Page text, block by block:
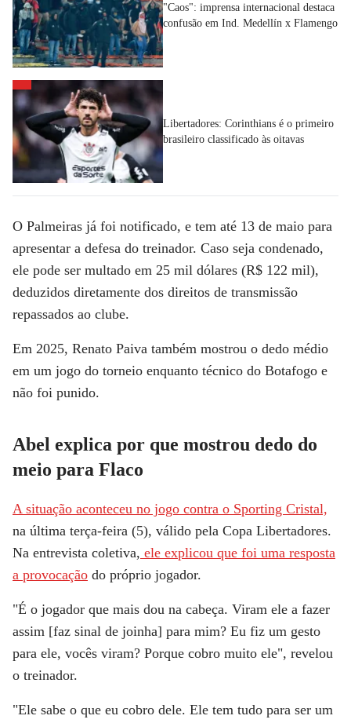
"Caos": imprensa internacional destaca
confusão em Ind. Medellín x Flamengo
Libertadores: Corinthians é o primeiro
brasileiro classificado às oitavas
O Palmeiras já foi notificado, e tem até 13 de maio para
apresentar a defesa do treinador. Caso seja condenado,
ele pode ser multado em 25 mil dólares (R$ 122 mil),
deduzidos diretamente dos direitos de transmissão
repassados ao clube.
Em 2025, Renato Paiva também mostrou o dedo médio
em um jogo do torneio enquanto técnico do Botafogo e
não foi punido.
Abel explica por que mostrou dedo do
meio para Flaco
A situação aconteceu no jogo contra o Sporting Cristal,
na última terça-feira (5), válido pela Copa Libertadores.
Na entrevista coletiva, ele explicou que foi uma resposta
a provocação do próprio jogador.
"É o jogador que mais dou na cabeça. Viram ele a fazer
assim [faz sinal de joinha] para mim? Eu fiz um gesto
para ele, vocês viram? Porque cobro muito ele", revelou
o treinador.
"Ele sabe o que eu cobro dele. Ele tem tudo para ser um